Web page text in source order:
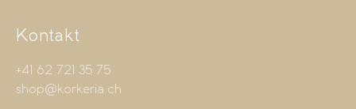
Kontakt
+41 62 721 35 75
shop@korkeria.ch